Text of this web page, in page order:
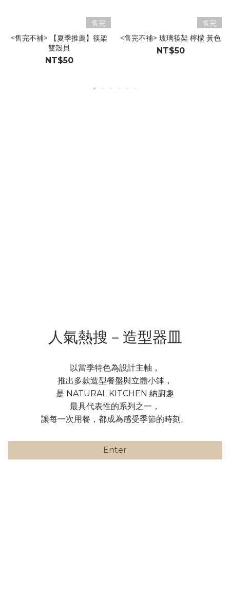
售完
<售完不補> 【夏季推薦】筷架
雙殼貝
NT$50
售完
<售完不補> 玻璃筷架 檸檬 黃色
NT$50
人氣熱搜－造型器皿
以當季特色為設計主軸，
推出多款造型餐盤與立體小缽，
是 NATURAL KITCHEN 納廚趣
最具代表性的系列之一，
讓每一次用餐，都成為感受季節的時刻。
Enter